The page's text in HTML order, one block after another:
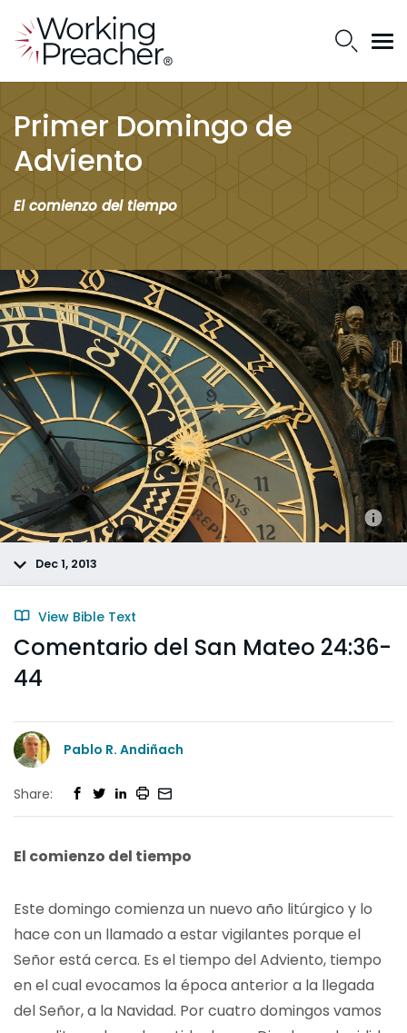
Primer Domingo de
Adviento
El comienzo del tiempo
Dec 1, 2013
View Bible Text
Comentario del San Mateo 24:36-
44
Pablo R. Andiñach
Share:
El comienzo del tiempo
Este domingo comienza un nuevo año litúrgico y lo
hace con un llamado a estar vigilantes porque el
Señor está cerca. Es el tiempo del Adviento, tiempo
en el cual evocamos la época anterior a la llegada
del Señor, a la Navidad. Por cuatro domingos vamos